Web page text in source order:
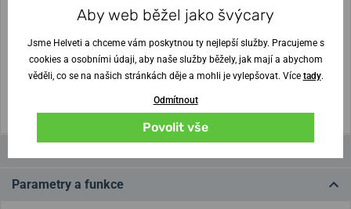
Nejste si jisti velikostí?
Vytisknout vzory velikostí
Parametry a funkce
Aby web běžel jako švýcary
Jsme Helveti a chceme vám poskytnou ty nejlepší služby. Pracujeme s
cookies a osobními údaji, aby naše služby běžely, jak mají a abychom
věděli, co se na našich stránkách děje a mohli je vylepšovat. Více tady.
Odmítnout
Povolit vše